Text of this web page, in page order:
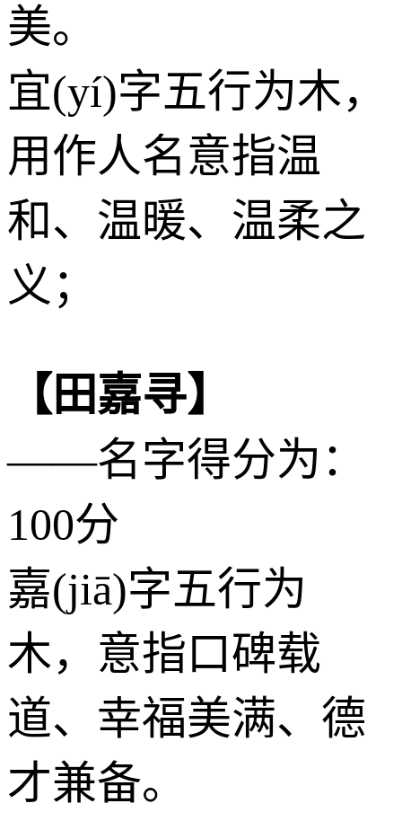
美。
宜(yí)字五行为木，
用作人名意指温
和、温暖、温柔之
义；
【田嘉寻】
——名字得分为：
100分
嘉(jiā)字五行为
木，意指口碑载
道、幸福美满、德
才兼备。